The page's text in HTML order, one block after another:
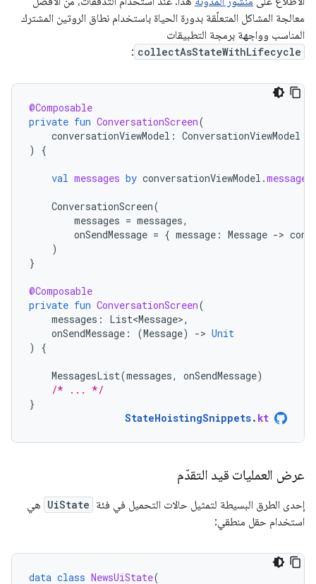
معالجة المشاكل المتعلّقة بدورة الحياة باستخدام نطاق الروتين المشترك
المناسب وواجهة برمجة التطبيقات
collectAsStateWithLifecycle
:
@Composable
private fun ConversationScreen(
conversationViewModel : ConversationViewModel
)
{
val messages by conversationViewModel .messages
ConversationScreen(
messages = messages,
onSendMessage = { message : Message ->
)
}
@Composable
private fun ConversationScreen(
messages : List<Message>,
onSendMessage : (Message) -> Unit
)
{
MessagesList(messages, onSendMessage)
/* ... */
}
StateHoistingSnippets. kt
عرض العمليات قيد التقدّم
إحدى الطرق البسيطة لتمثيل حالات التحميل في فئة UiState هي
استخدام حقل منطقي:
data class NewsUiState(